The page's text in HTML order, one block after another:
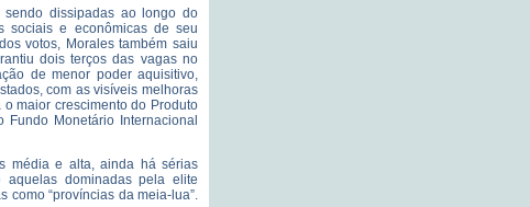
dissipadas ao longo do
sociais e econômicas de seu
votos, Morales também saiu
dois terços das vagas no
de menor poder aquisitivo,
com as visíveis melhoras
maior crescimento do Produto
Monetário Internacional
média e alta, ainda há sérias
aquelas dominadas pela elite
como “províncias da meia-lua”.